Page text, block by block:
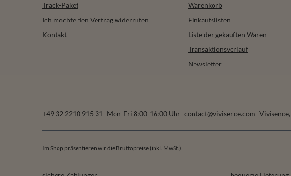
Track-Paket
Ich möchte den Vertrag widerrufen
Kontakt
Warenkorb
Einkaufslisten
Liste der gekauften Waren
Transaktionsverlauf
Newsletter
+49 32 2210 915 31 Mon-Fri 8:00-16:00 Uhr contact@vivisence.com Vivisence,
Im Shop präsentieren wir die Bruttopreise (inkl. MwSt.).